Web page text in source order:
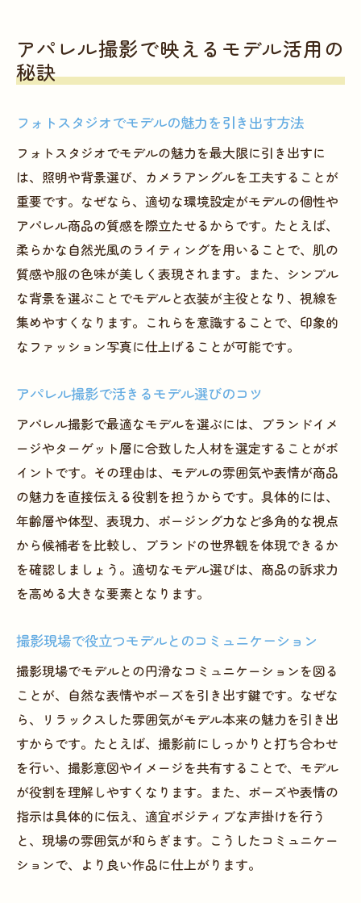
モデルやスタッフとの事前打ち合わせ方法
大阪の撮影スタジオ利用時の注意事項
フォトスタジオ機材レンタルの活用術
撮影スケジュール管理で仕上がりを高める
印象的なファッション写真を生む実践ポイント
フォトスタジオで魅力を引き出す演出テク
ニック
アパレル撮影成功のための細部へのこだわ
り
モデルとフォトスタジオの連携で差をつけ
る
大阪のスタジオで実践された成功事例
フォトスタジオ撮影後のデータ管理と活用
次回のファッション撮影に活かす改善ポイ
ント
アパレル撮影で映えるモデル活用の
秘訣
フォトスタジオでモデルの魅力を引き出す方法
フォトスタジオでモデルの魅力を最大限に引き出すに
は、照明や背景選び、カメラアングルを工夫することが
重要です。なぜなら、適切な環境設定がモデルの個性や
アパレル商品の質感を際立たせるからです。たとえば、
柔らかな自然光風のライティングを用いることで、肌の
質感や服の色味が美しく表現されます。また、シンプル
な背景を選ぶことでモデルと衣装が主役となり、視線を
集めやすくなります。これらを意識することで、印象的
なファッション写真に仕上げることが可能です。
アパレル撮影で活きるモデル選びのコツ
アパレル撮影で最適なモデルを選ぶには、ブランドイメ
ージやターゲット層に合致した人材を選定することがポ
イントです。その理由は、モデルの雰囲気や表情が商品
の魅力を直接伝える役割を担うからです。具体的には、
年齢層や体型、表現力、ポージング力など多角的な視点
から候補者を比較し、ブランドの世界観を体現できるか
を確認しましょう。適切なモデル選びは、商品の訴求力
を高める大きな要素となります。
撮影現場で役立つモデルとのコミュニケーション
撮影現場でモデルとの円滑なコミュニケーションを図る
ことが、自然な表情やポーズを引き出す鍵です。なぜな
ら、リラックスした雰囲気がモデル本来の魅力を引き出
すからです。たとえば、撮影前にしっかりと打ち合わせ
を行い、撮影意図やイメージを共有することで、モデル
が役割を理解しやすくなります。また、ポーズや表情の
指示は具体的に伝え、適宜ポジティブな声掛けを行う
と、現場の雰囲気が和らぎます。こうしたコミュニケー
ションで、より良い作品に仕上がります。